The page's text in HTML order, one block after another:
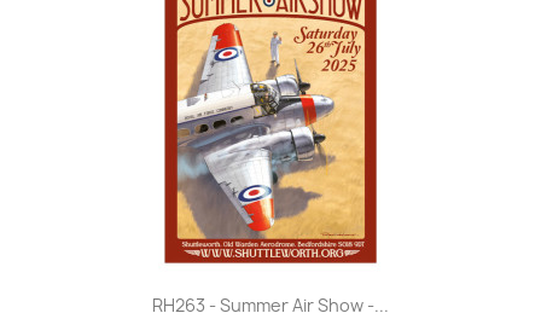
RH263 - Summer Air Show -...